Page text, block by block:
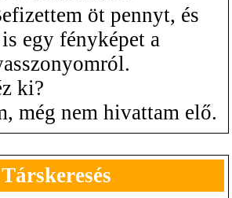
öt pennyt, és
egy fényképet a
ki?
még nem hivattam elő.
Társkeresés